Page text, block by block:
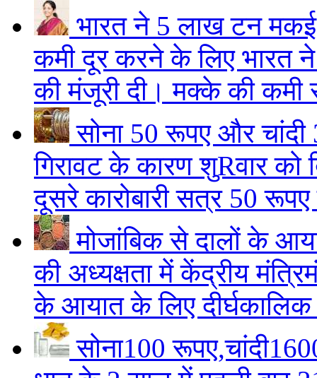
भारत ने 5 लाख टन
कमी दूर करने के लिए भारत
की मंजूरी दी। मक्के की कमी
सोना 50 रूपए और
गिरावट के कारण शुRवार को
दूसरे कारोबारी सत्र 50
मोजांबिक से दालों के
की अध्यक्षता में केंद्रीय
के आयात के लिए
सोना100